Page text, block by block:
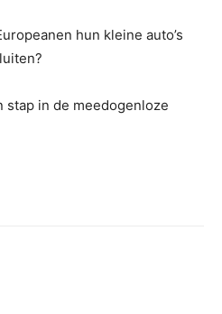
hun kleine auto’s
stap in de meedogenloze